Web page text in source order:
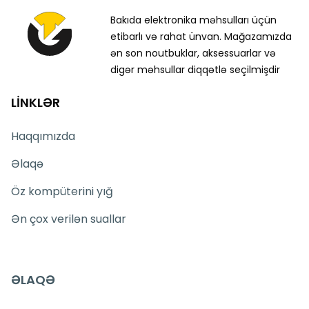
Bakıda elektronika məhsulları üçün
etibarlı və rahat ünvan. Mağazamızda
ən son noutbuklar, aksessuarlar və
digər məhsullar diqqətlə seçilmişdir
LİNKLƏR
Haqqımızda
Əlaqə
Öz kompüterini yığ
Ən çox verilən suallar
ƏLAQƏ